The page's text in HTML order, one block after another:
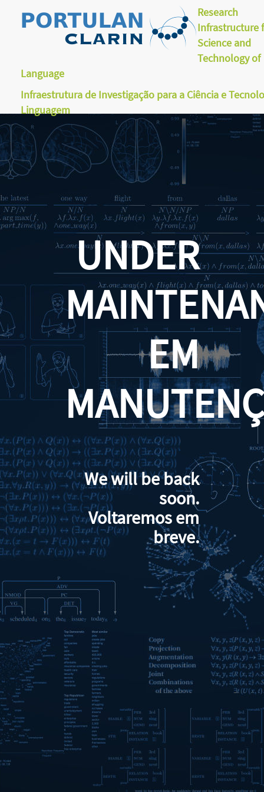
Research
Infrastructure
Science and
Technology of
Language
Infraestrutura de Investigação para a Ciência e
Linguagem
UNDER
EM
We will be back
soon.
Voltaremos em
breve.